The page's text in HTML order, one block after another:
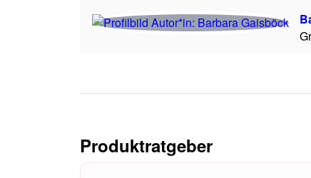
Produktratgeber